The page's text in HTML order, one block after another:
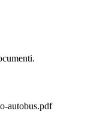
autobus.pdf